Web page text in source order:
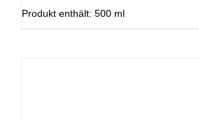
Produkt enthält: 500 ml